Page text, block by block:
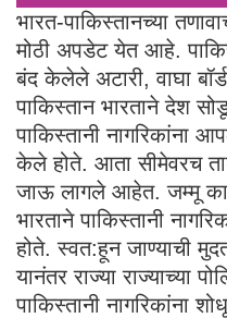
भारत-पाकिस्तानच्या
मोठी अपडेट येत आहे.
बंद केलेले अटारी, वाघा
पाकिस्तान भारताने देश
पाकिस्तानी नागरिकांना
केले होते. आता सीमेवरच
जाऊ लागले आहेत. जम्मू
भारताने पाकिस्तानी
होते. स्वत:हून जाण्याची
यानंतर राज्या राज्याच्या
पाकिस्तानी नागरिकांना